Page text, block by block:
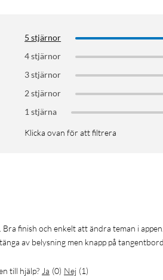
5 stjärnor
4 stjärnor
3 stjärnor
2 stjärnor
1 stjärna
Klicka ovan för att filtrera
Bra finish och enkelt att ändra teman i appen.
av belysning men knapp på
till hjälp? Ja (0) Nej (1)